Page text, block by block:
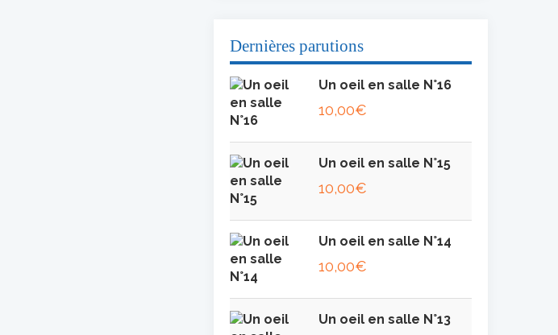
Dernières parutions
Un oeil en salle N°16
10,00€
Un oeil en salle N°15
10,00€
Un oeil en salle N°14
10,00€
Un oeil en salle N°13